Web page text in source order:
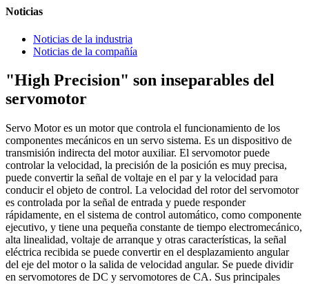
Noticias
Noticias de la industria
Noticias de la compañía
"High Precision" son inseparables del
servomotor
Servo Motor es un motor que controla el funcionamiento de los
componentes mecánicos en un servo sistema. Es un dispositivo de
transmisión indirecta del motor auxiliar. El servomotor puede
controlar la velocidad, la precisión de la posición es muy precisa,
puede convertir la señal de voltaje en el par y la velocidad para
conducir el objeto de control. La velocidad del rotor del servomotor
es controlada por la señal de entrada y puede responder
rápidamente, en el sistema de control automático, como componente
ejecutivo, y tiene una pequeña constante de tiempo electromecánico,
alta linealidad, voltaje de arranque y otras características, la señal
eléctrica recibida se puede convertir en el desplazamiento angular
del eje del motor o la salida de velocidad angular. Se puede dividir
en servomotores de DC y servomotores de CA. Sus principales